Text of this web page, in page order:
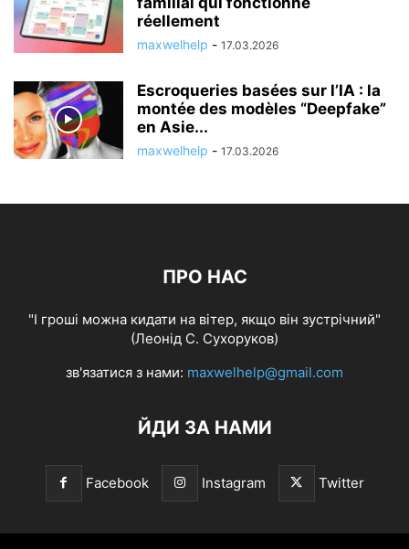
réellement
maxwelhelp - 17.03.2026
Escroqueries basées sur l’IA : la
montée des modèles “Deepfake”
en Asie...
maxwelhelp - 17.03.2026
ПРО НАС
"І гроші можна кидати на вітер, якщо він зустрічний"
(Леонід С. Сухоруков)
зв'язатися з нами: maxwelhelp@gmail.com
ЙДИ ЗА НАМИ
Facebook Instagram Twitter